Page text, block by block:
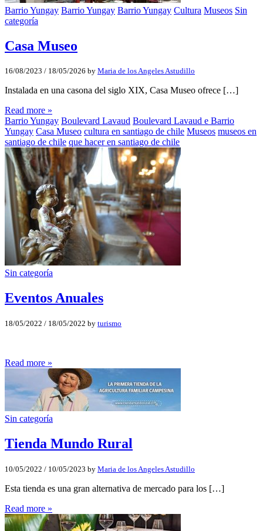
Barrio Yungay Barrio Yungay Barrio Yungay Cultura Museos Sin
categoría
Casa Museo
16/08/2023 / 18/05/2026 by Maria de los Angeles Astudillo
Instalada en una casona del siglo XIX, Casa Museo ofrece […]
Read more »
Barrio Yungay Boulevard Lavaud Boulevard Lavaud e Barrio
Yungay Casa Museo cultura en santiago de chile Museos museos en
santiago de chile que hacer en santiago de chile
Sin categoría
Eventos Anuales
18/05/2022 / 18/05/2022 by turismo
Read more »
Sin categoría
Tienda Mundo Rural
10/05/2022 / 10/05/2023 by Maria de los Angeles Astudillo
Esta tienda es una gran alternativa de mercado para los […]
Read more »